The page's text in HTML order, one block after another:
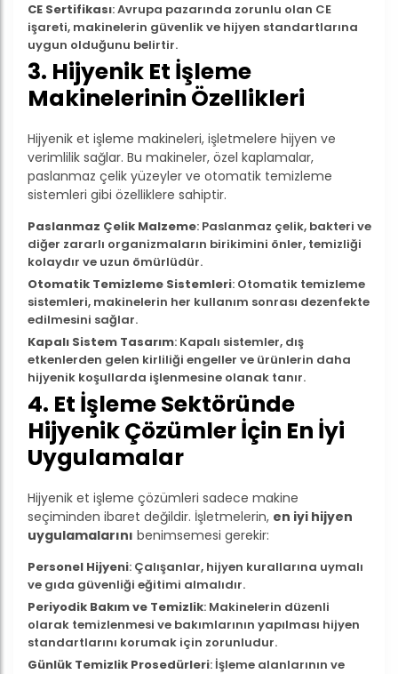
CE Sertifikası: Avrupa pazarında zorunlu olan CE
işareti, makinelerin güvenlik ve hijyen standartlarına
uygun olduğunu belirtir.
3. Hijyenik Et İşleme
Makinelerinin Özellikleri
Hijyenik et işleme makineleri, işletmelere hijyen ve
verimlilik sağlar. Bu makineler, özel kaplamalar,
paslanmaz çelik yüzeyler ve otomatik temizleme
sistemleri gibi özelliklere sahiptir.
Paslanmaz Çelik Malzeme: Paslanmaz çelik, bakteri ve
diğer zararlı organizmaların birikimini önler, temizliği
kolaydır ve uzun ömürlüdür.
Otomatik Temizleme Sistemleri: Otomatik temizleme
sistemleri, makinelerin her kullanım sonrası dezenfekte
edilmesini sağlar.
Kapalı Sistem Tasarım: Kapalı sistemler, dış
etkenlerden gelen kirliliği engeller ve ürünlerin daha
hijyenik koşullarda işlenmesine olanak tanır.
4. Et İşleme Sektöründe
Hijyenik Çözümler İçin En İyi
Uygulamalar
Hijyenik et işleme çözümleri sadece makine
seçiminden ibaret değildir. İşletmelerin, en iyi hijyen
uygulamalarını benimsemesi gerekir:
Personel Hijyeni: Çalışanlar, hijyen kurallarına uymalı
ve gıda güvenliği eğitimi almalıdır.
Periyodik Bakım ve Temizlik: Makinelerin düzenli
olarak temizlenmesi ve bakımlarının yapılması hijyen
standartlarını korumak için zorunludur.
Günlük Temizlik Prosedürleri: İşleme alanlarının ve